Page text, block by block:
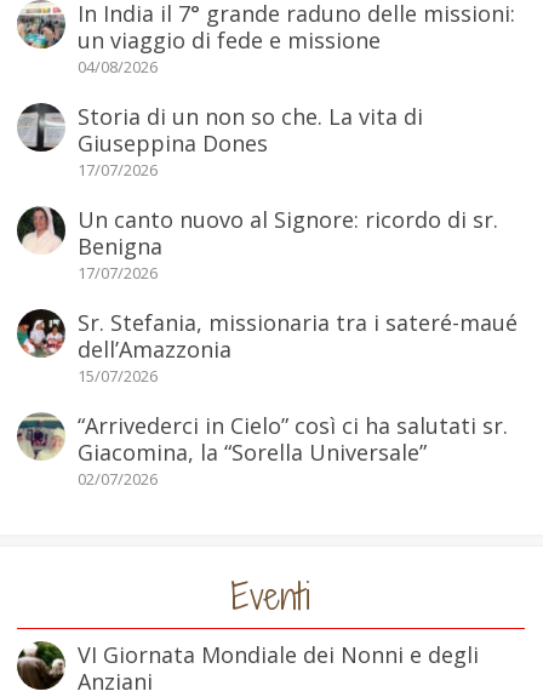
In India il 7° grande raduno delle missioni:
un viaggio di fede e missione
04/08/2026
Storia di un non so che. La vita di
Giuseppina Dones
17/07/2026
Un canto nuovo al Signore: ricordo di sr.
Benigna
17/07/2026
Sr. Stefania, missionaria tra i sateré-maué
dell’Amazzonia
15/07/2026
“Arrivederci in Cielo” così ci ha salutati sr.
Giacomina, la “Sorella Universale”
02/07/2026
Eventi
VI Giornata Mondiale dei Nonni e degli
Anziani